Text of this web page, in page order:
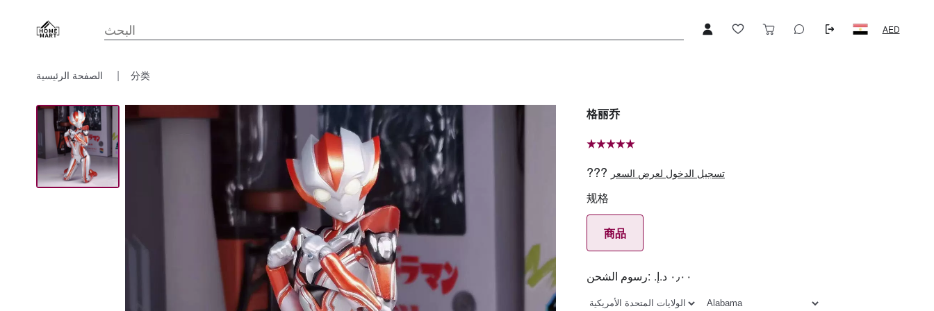
AED
分类
格丽乔
??? تسجيل الدخول لعرض السعر
规格
商品
رسوم الشحن: ٠٫٠٠ د.إ.‏